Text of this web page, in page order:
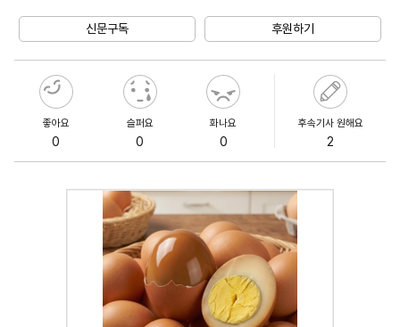
신문구독 후원하기
좋아요
0
슬퍼요
0
화나요
0
후속기사 원해요
2